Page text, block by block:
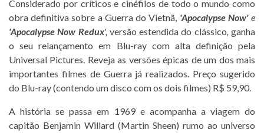
Considerado por críticos e cinéfilos de todo o mundo como
obra definitiva sobre a Guerra do Vietnã, 'Apocalypse Now'e
'Apocalypse Now Redux', versão estendida do clássico, ganha
o seu relançamento em Blu-ray com alta definição pela
Universal Pictures. Reveja as versões épicas de um dos mais
importantes filmes de Guerra já realizados. Preço sugerido
do Blu-ray (contendo um disco com os dois filmes) R$ 59,90.
A história se passa em 1969 e acompanha a viagem do
capitão Benjamin Willard (Martin Sheen) rumo ao universo